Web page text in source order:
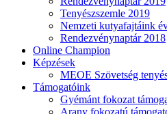
Tenyészszemle 2019
Nemzeti kutyafajtáink
Rendezvénynaptár 2018
Online Champion
Képzések
MEOE Szövetség
Támogatóink
Gyémánt fokozat
Arany fokozatú